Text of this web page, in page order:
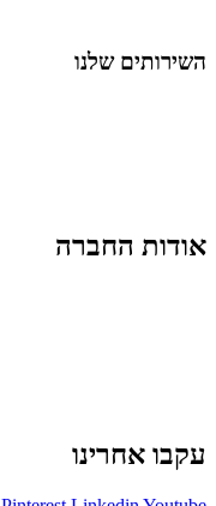
השירותים שלנו
אודות החברה
עקבו אחרינו